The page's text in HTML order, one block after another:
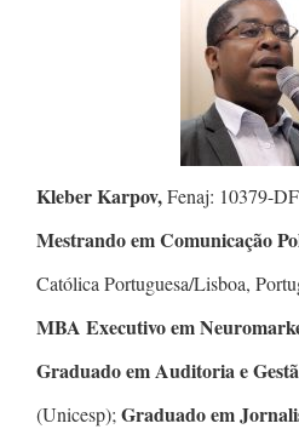
Kleber Karpov,Fenaj: 10379-
Mestrando em Comunicação
Católica Portuguesa/Lisboa,
MBA Executivo em
Graduado em Auditoria e
(Unicesp); Graduado em